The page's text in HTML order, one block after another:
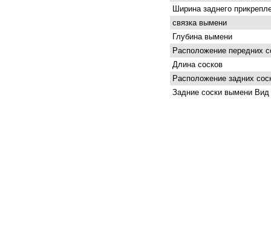
Ширина заднего
связка вымени
Глубина вымени
Расположение передних
Длина сосков
Расположение задних
Задние соски вымени Вид